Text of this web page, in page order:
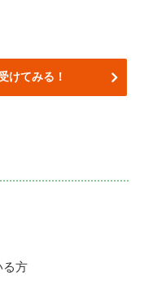
けてみる！
る方